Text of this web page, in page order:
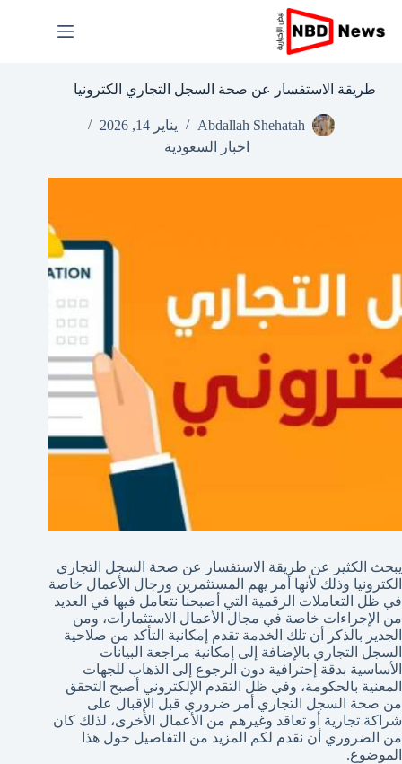
إلى
المحتوى
طريقة الاستفسار عن صحة السجل التجاري الكترونيا
Abdallah Shehatah
يناير 14, 2026
اخبار السعودية
يبحث الكثير عن طريقة الاستفسار عن صحة السجل التجاري
الكترونيا وذلك لأنها أمر يهم المستثمرين ورجال الأعمال خاصة
في ظل التعاملات الرقمية التي أصبحنا نتعامل فيها في العديد
من الإجراءات خاصة في مجال الأعمال الاستثمارات، ومن
الجدير بالذكر أن تلك الخدمة تقدم إمكانية التأكد من صلاحية
السجل التجاري بالإضافة إلى إمكانية مراجعة البيانات
الأساسية بدقة إحترافية دون الرجوع إلى الذهاب للجهات
المعنية بالحكومة، وفي ظل التقدم الإلكتروني أصبح التحقق
من صحة السجل التجاري أمر ضروري قبل الإقبال على
شراكة تجارية أو تعاقد وغيرهم من الأعمال الأخرى، لذلك كان
من الضروري أن نقدم لكم المزيد من التفاصيل حول هذا
الموضوع.